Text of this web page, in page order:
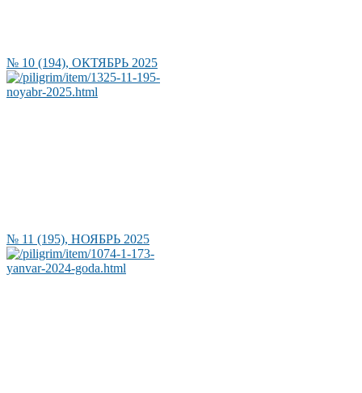
№ 10 (194), ОКТЯБРЬ 2025
№ 11 (195), НОЯБРЬ 2025